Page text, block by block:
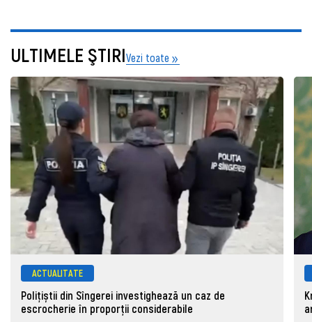
ULTIMELE ŞTIRIVezi toate
ACTUALITATE
Polițiștii din Sîngerei investighează un caz de
escrocherie în proporții considerabile